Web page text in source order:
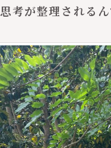
思考が整理されるん